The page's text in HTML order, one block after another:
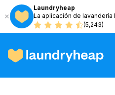
Laundryheap
La aplicación de lavandería
(5,243)
Cómo